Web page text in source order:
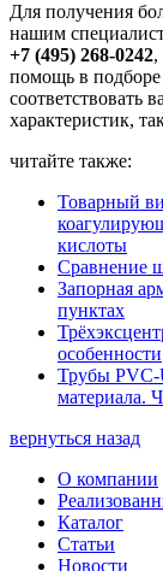
Для получения
нашим
+7 (495) 268-0242,
помощь в подборе
соответствовать
характеристик,
читайте также:
Товарный
кислоты
Сравнение
Запорная
пунктах
особенности
Трубы
материала.
вернуться назад
О компании
Каталог
Статьи
Новости